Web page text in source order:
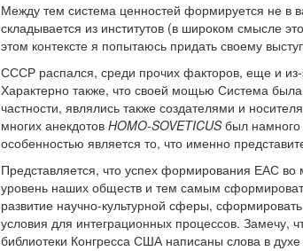
Между тем система ценностей формируется не в
складывается из институтов (в широком смысле
этом контексте я попытаюсь придать своему
СССР распался, среди прочих факторов, еще и из-
Характерно также, что своей мощью Система
частности, являлись также создателями и
многих анекдотов HOMO-SOVETICUSбыл намного
особенностью является то, что именно
Представляется, что успех формирования ЕАС во
уровень наших обществ и тем самым
развитие научно-культурной сферы,
условия для интеграционных процессов. Замечу,
библиотеки Конгресса США написаны слова в